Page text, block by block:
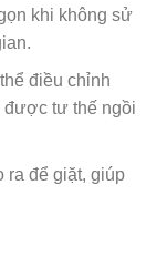
khi không sử
điều chỉnh
được tư thế ngồi
ra để giặt, giúp